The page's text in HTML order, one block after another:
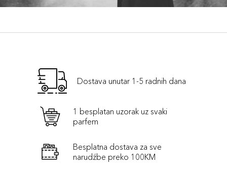
Dostava unutar 1-5 radnih dana
1 besplatan uzorak uz svaki
parfem
Besplatna dostava za sve
narudźbe preko 100KM